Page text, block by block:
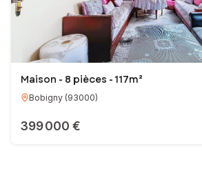
Maison - 8 pièces - 117m²
Bobigny (93000)
399 000 €